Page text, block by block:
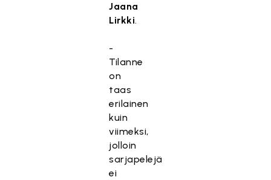
Jaana
Lirkki.
-
Tilanne
on
taas
erilainen
kuin
viimeksi,
jolloin
sarjapelejä
ei